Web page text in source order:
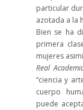
particular
azotada a la
Bien se ha
primera
mujeres
Real
“ciencia y
cuerpo
puede